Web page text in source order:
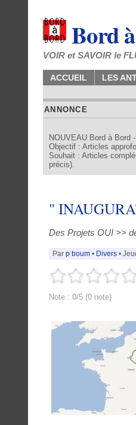
Bord
VOIR et SAVOIR le
ACCUEIL LES
ANNONCE
NOUVEAU Bord à Bord
Objectif : Articles
Souhait : Articles
précis).
"
Des Projets OUI >>
Par p boum • Divers •
Note : 0/5 (0 note)